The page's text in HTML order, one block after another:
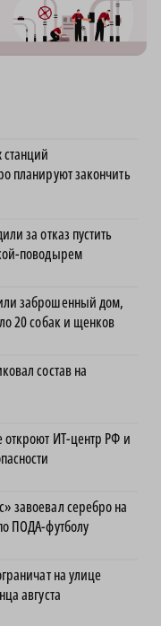
станций
планируют закончить
за отказ пустить
поводырем
заброшенный дом,
20 собак и щенков
состав на
ИТ-центр РФ и
завоевал серебро на
ПОДА-футболу
на улице
августа